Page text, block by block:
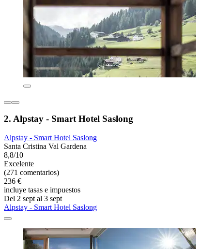
2. Alpstay - Smart Hotel Saslong
Alpstay - Smart Hotel Saslong
Santa Cristina Val Gardena
8,8/10
Excelente
(271 comentarios)
236 €
incluye tasas e impuestos
Del 2 sept al 3 sept
Alpstay - Smart Hotel Saslong